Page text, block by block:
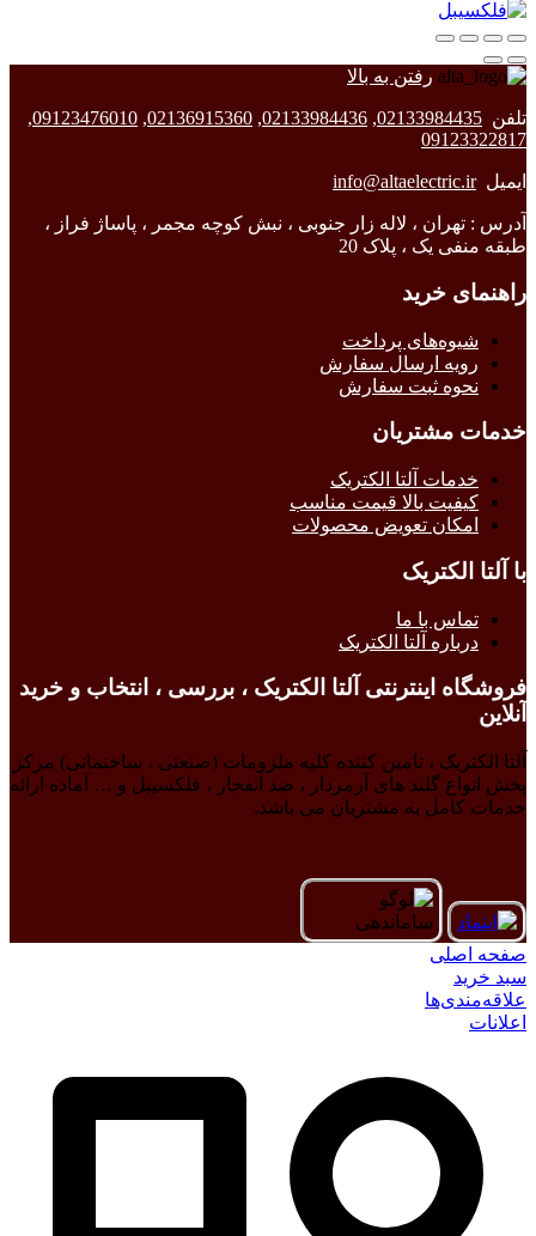
رفتن به بالا
تلفن 02133984435
,
02133984436
,
02136915360
,
09123476010
,
09123322817
ایمیلinfo@altaelectric.ir
آدرس : تهران ، لاله زار جنوبی ، نبش کوچه مجمر ، پاساژ فراز ،
طبقه منفی یک ، پلاک 20
راهنمای خرید
شیوه‌های پرداخت
رویه ارسال سفارش
نحوه ثبت سفارش
خدمات مشتریان
خدمات آلتا الکتریک
کیفیت بالا قیمت مناسب
امکان تعویض محصولات
با آلتا الکتریک
تماس با ما
درباره آلتا الکتریک
فروشگاه اینترنتی آلتا الکتریک ، بررسی ، انتخاب و خرید
آنلاین
آلتا الکتریک ، تامین کننده کلیه ملزومات (صنعتی ، ساختمانی) مرکز
پخش انواع گلند های آرمردار ، ضد انفجار ، فلکسیبل و … آماده ارائه
خدمات کامل به مشتریان می باشد.
صفحه اصلی
سبد خرید
علاقه‌مندی‌ها
اعلانات